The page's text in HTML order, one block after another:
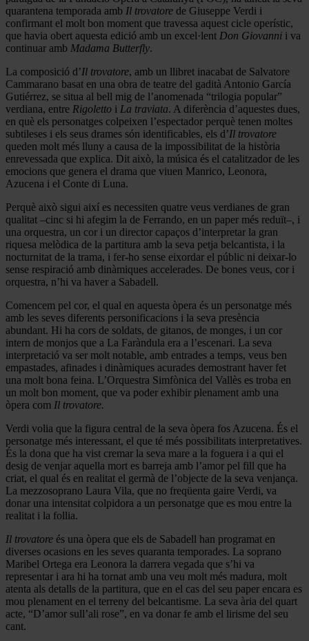
quarantena temporada amb Il trovatore de Giuseppe Verdi i
confirmant el molt bon moment que travessa aquest cicle operístic,
que havia obert aquesta edició amb un excel·lent Don Giovanni i va
continuar amb Madama Butterfly.
La composició d’Il trovatore, amb un llibret inacabat de Salvatore
Cammarano basat en una obra de teatre del gadità Antonio García
Gutiérrez, se situa al bell mig de l’anomenada “trilogia popular”
verdiana, entre Rigoletto i La traviata. A diferència d’aquestes dues,
en què els personatges colpeixen l’espectador perquè tenen moltes
subtileses i els seus drames són identificables, els d’Il trovatore
queden molt més lluny a causa de la impossibilitat de la història
enrevessada que explica. Dit això, la música és el catalitzador de les
emocions que genera el drama que viuen Manrico, Leonora,
Azucena i el Conte di Luna.
Perquè això sigui així es necessiten quatre veus verdianes de gran
qualitat –cinc si hi afegim la de Ferrando, en un paper més reduït–, i
una orquestra, un cor i un director capaços d’interpretar la gran
riquesa melòdica de la partitura amb la seva petja belcantista, i la
nocturnitat de la trama, i fer-ho sense eixordar el públic ni deixar-lo
sense respiració amb dinàmiques accelerades. De bones veus, cor i
orquestra, n’hi va haver a Sabadell.
Comencem pel cor, el qual en aquesta òpera és un personatge més
amb les seves diferents personificacions i la seva presència
abundant. Hi ha cors de soldats, de gitanos, de monges, i un cor
intern de monjos que a La Faràndula era a l’escenari. La seva
interpretació va ser molt notable, amb entrades a temps, veus ben
empastades, afinades i dinàmiques acurades demostrant haver fet
una molt bona feina. L’Orquestra Simfònica del Vallès es troba en
un molt bon moment, que va poder exhibir plenament amb una
òpera com Il trovatore.
Verdi volia que la figura central de la seva òpera fos Azucena. És el
personatge més interessant, el que té més possibilitats interpretatives.
És la dona que ha vist cremar la seva mare a la foguera i a qui el
desig de venjar aquella mort es barreja amb l’amor pel fill que ha
criat, el qual és en realitat el germà de l’objecte de la seva venjança.
La mezzosoprano Laura Vila, que no freqüenta gaire Verdi, va
donar una intensitat colpidora a un personatge que es mou entre la
realitat i la follia.
Il trovatore és una òpera que els de Sabadell han programat en
diverses ocasions en les seves quaranta temporades. La soprano
Maribel Ortega era Leonora la darrera vegada que s’hi va
representar i ara hi ha tornat amb una veu molt més madura, molt
atenta als detalls de la partitura, que en el cas del seu paper encara es
mou plenament en el terreny del belcantisme. La seva ària del quart
acte, “D’amor sull’ali rose”, en va donar fe amb el lirisme del seu
cant.